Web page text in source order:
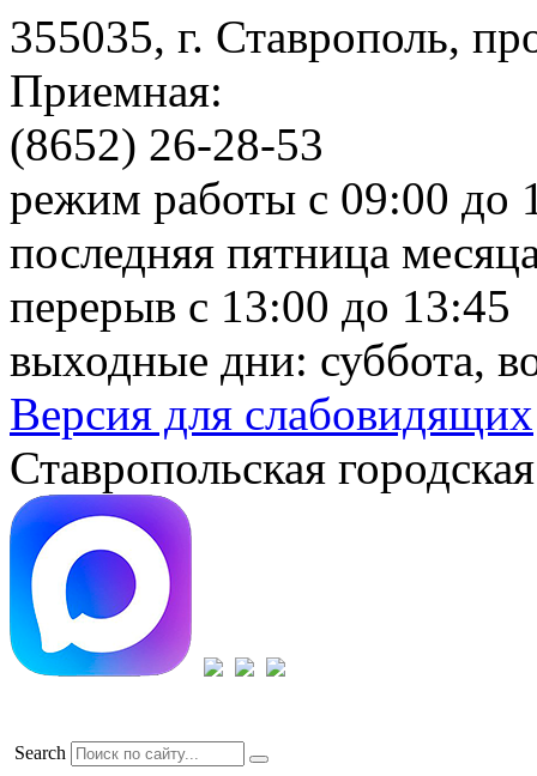
355035, г. Ставрополь,
Приемная:
(8652) 26-28-53
режим работы с 09:00 до
последняя пятница
перерыв с 13:00 до 13:45
выходные дни: суббота,
Версия для слабовидящих
Ставропольская
Search